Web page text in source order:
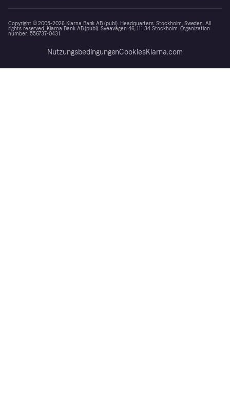
Copyright © 2005-2026 Klarna Bank AB (publ). Headquarters: Stockholm, Sweden. All
rights reserved. Klarna Bank AB (publ). Sveavägen 46, 111 34 Stockholm. Organization
number: 556737-0431
NutzungsbedingungenCookiesKlarna.com